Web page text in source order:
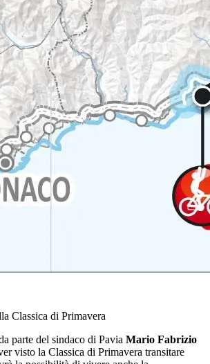
Classica di Primavera
parte del sindaco di Pavia Mario Fabrizio
visto la Classica di Primavera transitare